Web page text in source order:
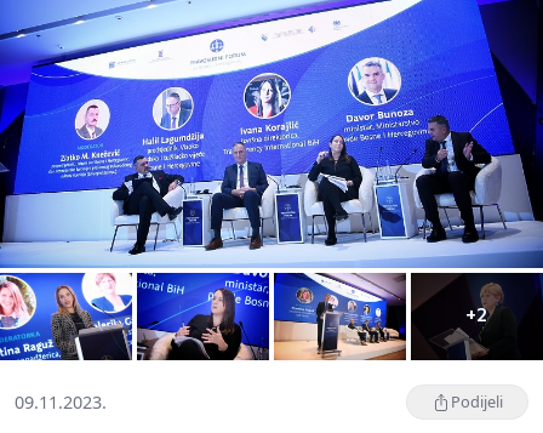
+2
09.11.2023. Podijeli